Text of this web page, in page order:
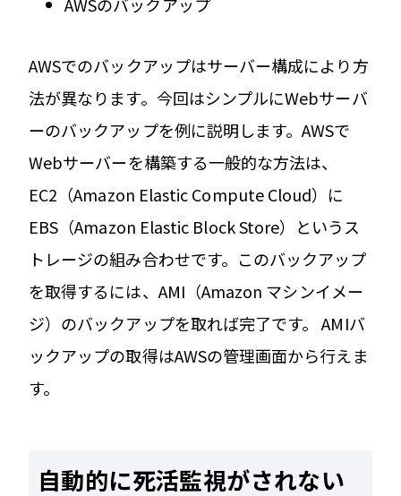
AWSでのバックアップはサーバー構成により方
法が異なります。今回はシンプルにWebサーバ
ーのバックアップを例に説明します。AWSで
Webサーバーを構築する一般的な方法は、
EC2 （Amazon Elastic Compute Cloud）に
EBS （Amazon Elastic Block Store）というス
トレージの組み合わせです。このバックアップ
を取得するには、 AMI （Amazon マシンイメー
ジ）のバックアップを取れば完了です。 AMIバ
ックアップの取得はAWSの管理画面から行えま
す。
自動的に死活監視がされない